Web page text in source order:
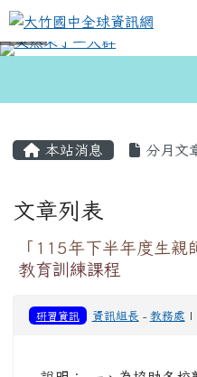
跳至主內容區
大竹國中全球資
本站消息 分月文
文章列表
「115年下半年度生
教育訓練課程
研習資訊 資訊組長 - 教務處 |